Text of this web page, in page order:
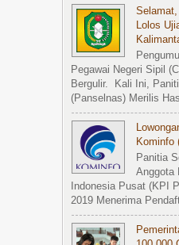
Lolos
Pegawai Negeri Sipil
Bergulir. Kali Ini,
(Panselnas) Merilis
Kominfo
Panitia
Anggota
Indonesia Pusat (KPI
2019 Menerima